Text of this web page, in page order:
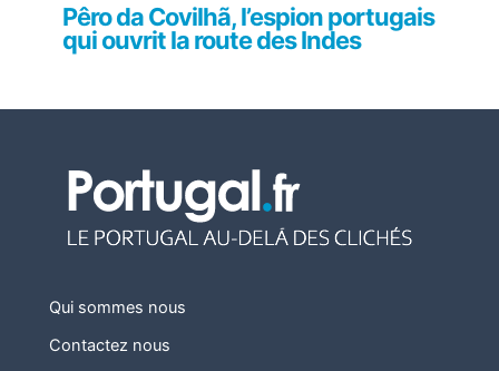
Pêro da Covilhã, l’espion portugais
qui ouvrit la route des Indes
Qui sommes nous
Contactez nous